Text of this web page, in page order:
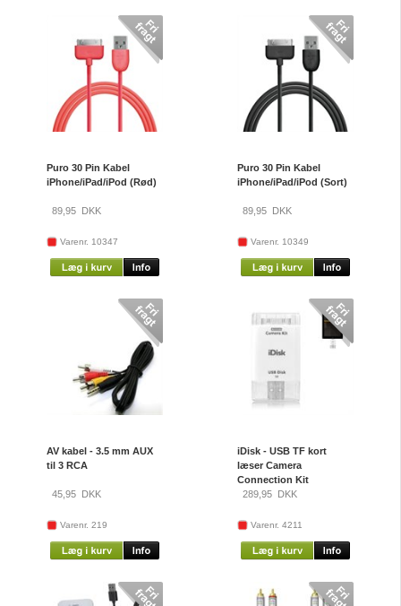
Puro 30 Pin Kabel
iPhone/iPad/iPod (Rød)
89,95DKK
Varenr. 10347
Puro 30 Pin Kabel
iPhone/iPad/iPod (Sort)
89,95 DKK
Varenr. 10349
AV kabel - 3.5 mm AUX
til 3 RCA
45,95DKK
Varenr. 219
iDisk - USB TF kort
læser Camera
Connection Kit
289,95 DKK
Varenr. 4211